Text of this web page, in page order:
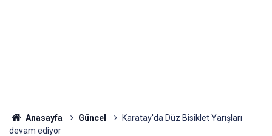
Anasayfa Güncel
Karatay'da Düz Bisiklet Yarışları
devam ediyor